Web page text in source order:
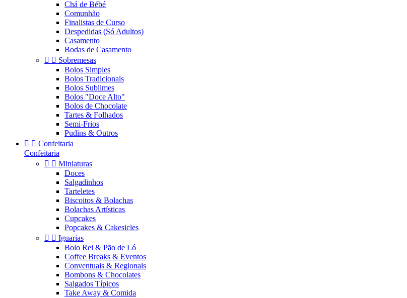
Chá de Bébé
Comunhão
Finalistas de Curso
Despedidas (Só Adultos)
Casamento
Bodas de Casamento
  Sobremesas
Bolos Simples
Bolos Tradicionais
Bolos Sublimes
Bolos "Doce Alto"
Bolos de Chocolate
Tartes & Folhados
Semi-Frios
Pudins & Outros
  Confeitaria
Confeitaria
  Miniaturas
Doces
Salgadinhos
Tarteletes
Biscoitos & Bolachas
Bolachas Artísticas
Cupcakes
Popcakes & Cakesicles
  Iguarias
Bolo Rei & Pão de Ló
Coffee Breaks & Eventos
Conventuais & Regionais
Bombons & Chocolates
Salgados Típicos
Take Away & Comida